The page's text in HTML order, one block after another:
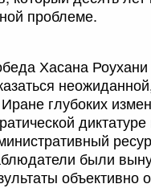
проблеме.
Хасана
глубоких
были
объективно